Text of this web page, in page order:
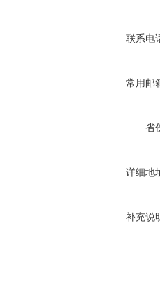
联系电
常用邮
省
详细地
补充说